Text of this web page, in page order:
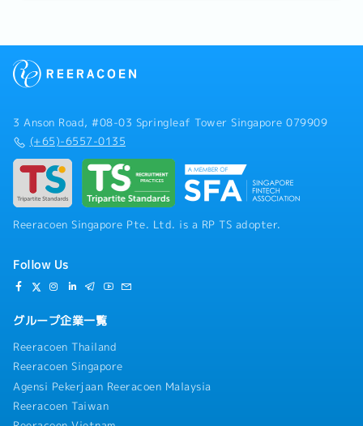
3 Anson Road, #08-03 Springleaf Tower Singapore 079909
(+65)-6557-0135
Reeracoen Singapore Pte. Ltd. is a RP TS adopter.
Follow Us
グループ企業一覧
Reeracoen Thailand
Reeracoen Singapore
Agensi Pekerjaan Reeracoen Malaysia
Reeracoen Taiwan